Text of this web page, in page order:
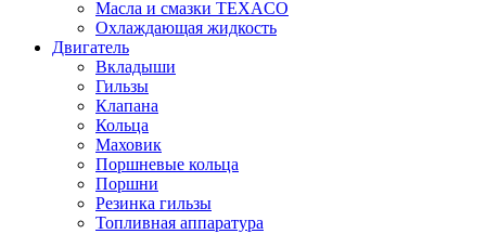
Масла и смазки TEXACO
Охлаждающая жидкость
Двигатель
Вкладыши
Гильзы
Клапана
Кольца
Маховик
Поршневые кольца
Поршни
Резинка гильзы
Топливная аппаратура